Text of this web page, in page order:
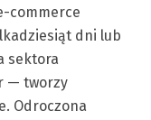
commerce
dni lub
sektora
— tworzy
Odroczona